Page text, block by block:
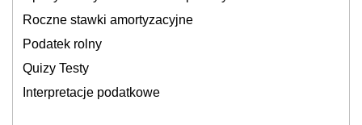
Roczne stawki amortyzacyjne
Podatek rolny
Quizy Testy
Interpretacje podatkowe